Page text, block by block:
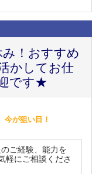
！おすすめ
かしてお仕
です★
今が狙い目！
ご経験、能力を
軽にご相談くださ